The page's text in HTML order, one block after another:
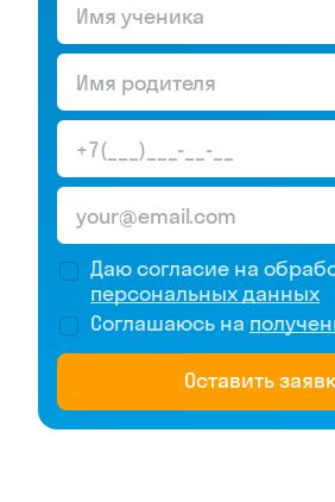
Даю согласие на
персональных данных
Соглашаюсь на
Оставить